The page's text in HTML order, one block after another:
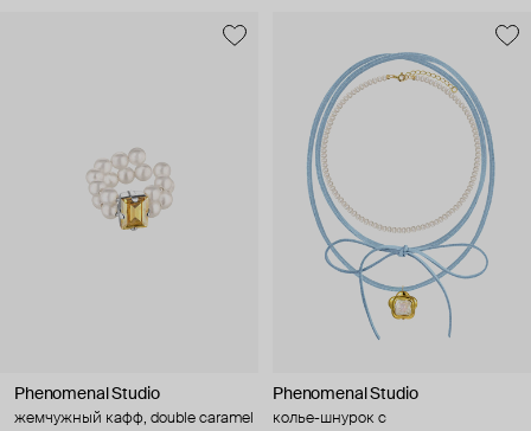
Phenomenal Studio
жемчужный кафф, double caramel
Phenomenal Studio
колье-шнурок с